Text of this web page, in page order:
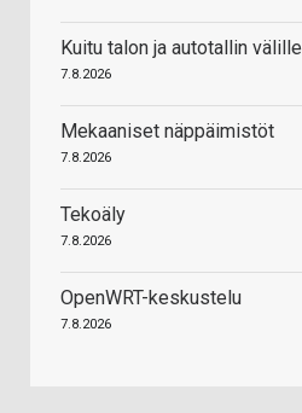
Kuitu talon ja autotallin välille
7.8.2026
Mekaaniset näppäimistöt
7.8.2026
Tekoäly
7.8.2026
OpenWRT-keskustelu
7.8.2026